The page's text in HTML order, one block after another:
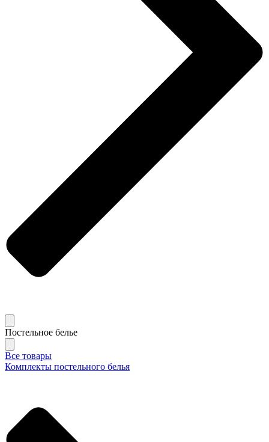
Постельное белье
Все товары
Комплекты постельного белья